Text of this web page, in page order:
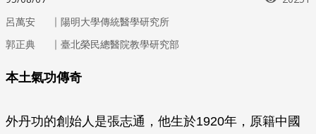
呂萬安 ｜ 陽明大學傳統醫學研究所
郭正典
｜ 臺北榮民總醫院教學研究部
本土氣功傳奇
外丹功的創始人是張志通，他生於1920年，原籍中國